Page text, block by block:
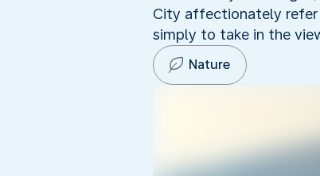
City affectionately refer
simply to take in the
Nature